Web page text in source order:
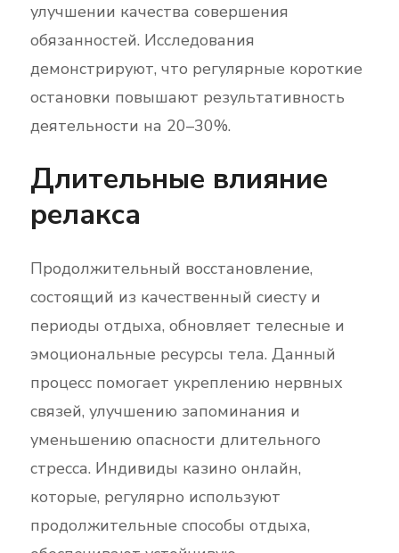
улучшении качества совершения
обязанностей. Исследования
демонстрируют, что регулярные короткие
остановки повышают результативность
деятельности на 20–30%.
Длительные влияние
релакса
Продолжительный восстановление,
состоящий из качественный сиесту и
периоды отдыха, обновляет телесные и
эмоциональные ресурсы тела. Данный
процесс помогает укреплению нервных
связей, улучшению запоминания и
уменьшению опасности длительного
стресса. Индивиды казино онлайн,
которые, регулярно используют
продолжительные способы отдыха,